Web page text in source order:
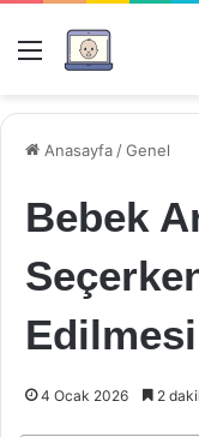
Menü
Anasayfa /Genel
Bebek
4 Ocak 2026 2